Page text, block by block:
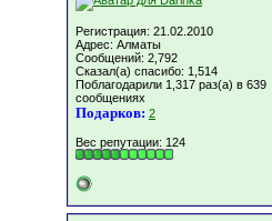
Регистрация: 21.02.2010
Адрес: Алматы
Сообщений: 2,792
Сказал(а) спасибо: 1,514
Поблагодарили 1,317 раз(а) в 639
сообщениях
Подарков: 2
Вес репутации: 124